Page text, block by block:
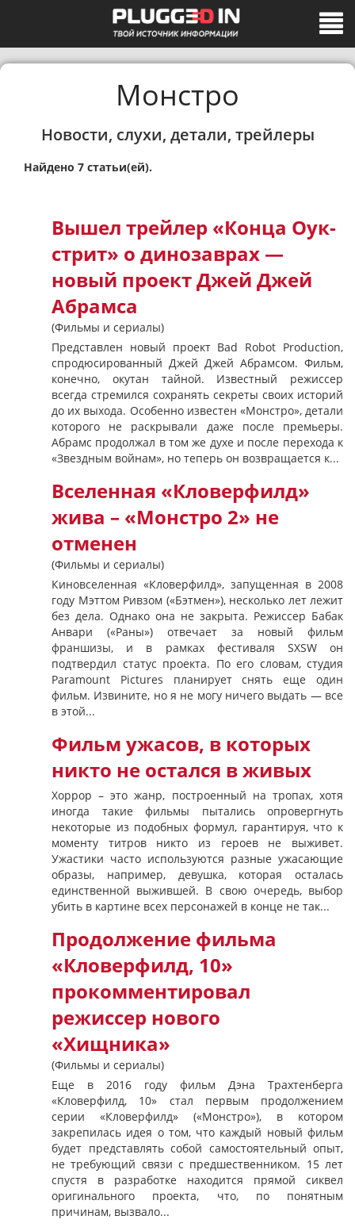
Монстро
Новости, слухи, детали, трейлеры
Найдено 7 статьи(ей).
Вышел трейлер «Конца Оук-
стрит» о динозаврах —
новый проект Джей Джей
Абрамса
(Фильмы и сериалы)
Представлен новый проект Bad Robot Production,
спродюсированный Джей Джей Абрамсом. Фильм,
конечно, окутан тайной. Известный режиссер
всегда стремился сохранять секреты своих историй
до их выхода. Особенно известен «Монстро», детали
которого не раскрывали даже после премьеры.
Абрамс продолжал в том же духе и после перехода к
«Звездным войнам», но теперь он возвращается к...
Вселенная «Кловерфилд»
жива – «Монстро 2» не
отменен
(Фильмы и сериалы)
Киновселенная «Кловерфилд», запущенная в 2008
году Мэттом Ривзом («Бэтмен»), несколько лет лежит
без дела. Однако она не закрыта. Режиссер Бабак
Анвари («Раны») отвечает за новый фильм
франшизы, и в рамках фестиваля SXSW он
подтвердил статус проекта. По его словам, студия
Paramount Pictures планирует снять еще один
фильм. Извините, но я не могу ничего выдать — все
в этой...
Фильм ужасов, в которых
никто не остался в живых
Хоррор – это жанр, построенный на тропах, хотя
иногда такие фильмы пытались опровергнуть
некоторые из подобных формул, гарантируя, что к
моменту титров никто из героев не выживет.
Ужастики часто используются разные ужасающие
образы, например, девушка, которая осталась
единственной выжившей. В свою очередь, выбор
убить в картине всех персонажей в конце не так...
Продолжение фильма
«Кловерфилд, 10»
прокомментировал
режиссер нового
«Хищника»
(Фильмы и сериалы)
Еще в 2016 году фильм Дэна Трахтенберга
«Кловерфилд, 10» стал первым продолжением
серии «Кловерфилд» («Монстро»), в котором
закрепилась идея о том, что каждый новый фильм
будет представлять собой самостоятельный опыт,
не требующий связи с предшественником. 15 лет
спустя в разработке находится прямой сиквел
оригинального проекта, что, по понятным
причинам, вызвало...